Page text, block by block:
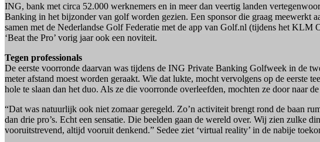
ING, bank met circa 52.000 werknemers en in meer dan veertig landen
Banking in het bijzonder van golf worden gezien. Een sponsor die graag meewerkt
samen met de Nederlandse Golf Federatie met de app van Golf.nl (tijdens het
‘Beat the Pro’ vorig jaar ook een noviteit.
Tegen professionals
De eerste voorronde daarvan was tijdens de ING Private Banking Golfweek in de
meter afstand moest worden geraakt. Wie dat lukte, mocht vervolgens op de eerste
hole te slaan dan het duo. Als ze die voorronde overleefden, mochten ze door naar
“Dat was natuurlijk ook niet zomaar geregeld. Zo’n activiteit brengt rond de baan
dan drie pro’s. Echt een sensatie. Die beelden gaan de wereld over. Wij zien zulke
vooruitstrevend, altijd vooruit denkend.” Sedee ziet ‘virtual reality’ in de nabije